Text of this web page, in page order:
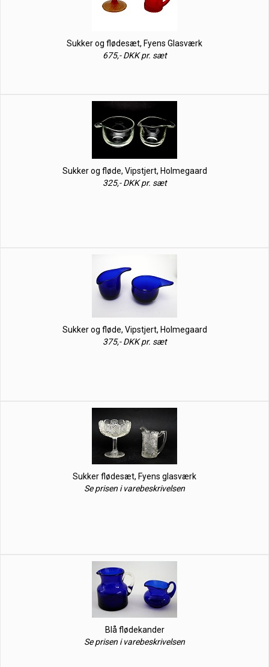
Sukker og flødesæt, Fyens Glasværk
675,- DKK pr. sæt
Sukker og fløde, Vipstjert, Holmegaard
325,- DKK pr. sæt
Sukker og fløde, Vipstjert, Holmegaard
375,- DKK pr. sæt
Sukker flødesæt, Fyens glasværk
Se prisen i varebeskrivelsen
Blå flødekander
Se prisen i varebeskrivelsen